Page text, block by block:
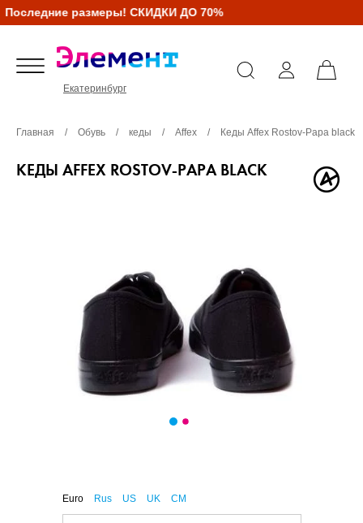
Последние размеры! СКИДКИ ДО 70%
Екатеринбург
Главная / Обувь / кеды / Affex / Кеды Affex Rostov-Papa black
КЕДЫ AFFEX ROSTOV-PAPA BLACK
Euro Rus US UK CM